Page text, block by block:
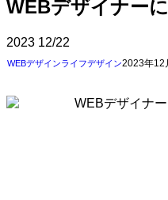
WEBデザイナー
2023 12/22
WEBデザインライフデザイン2023年12